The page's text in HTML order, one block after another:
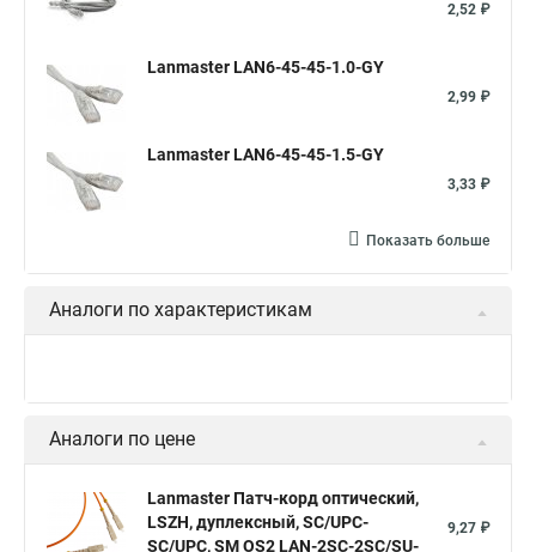
2,52 ₽
Lanmaster LAN6-45-45-1.0-GY
2,99 ₽
Lanmaster LAN6-45-45-1.5-GY
3,33 ₽
Показать больше
Аналоги по характеристикам
Аналоги по цене
Lanmaster Патч-корд оптический,
LSZH, дуплексный, SC/UPC-
SC/UPC, SM OS2 LAN-2SC-2SC/SU-
9,27 ₽